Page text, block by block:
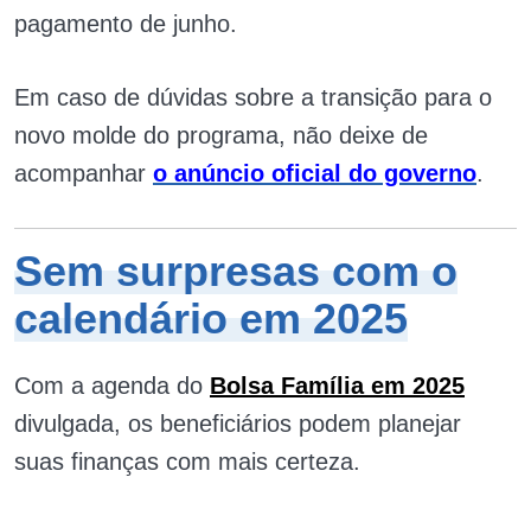
pagamento de junho.
Em caso de dúvidas sobre a transição para o
novo molde do programa, não deixe de
acompanhar o anúncio oficial do governo.
Sem surpresas com o
calendário em 2025
Com a agenda do Bolsa Família em 2025
divulgada, os beneficiários podem planejar
suas finanças com mais certeza.